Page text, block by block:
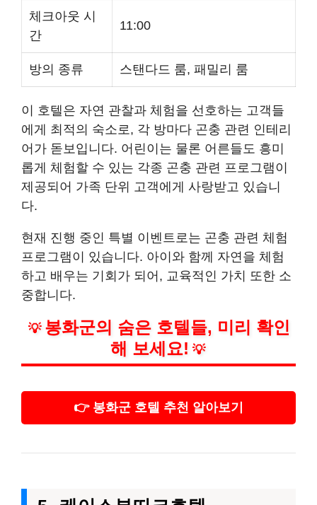
체크아웃 시
간
11:00
방의 종류 스탠다드 룸, 패밀리 룸
이 호텔은 자연 관찰과 체험을 선호하는 고객들
에게 최적의 숙소로, 각 방마다 곤충 관련 인테리
어가 돋보입니다. 어린이는 물론 어른들도 흥미
롭게 체험할 수 있는 각종 곤충 관련 프로그램이
제공되어 가족 단위 고객에게 사랑받고 있습니
다.
현재 진행 중인 특별 이벤트로는 곤충 관련 체험
프로그램이 있습니다. 아이와 함께 자연을 체험
하고 배우는 기회가 되어, 교육적인 가치 또한 소
중합니다.
💡 봉화군의 숨은 호텔들, 미리 확인
해 보세요! 💡
👉 봉화군 호텔 추천 알아보기